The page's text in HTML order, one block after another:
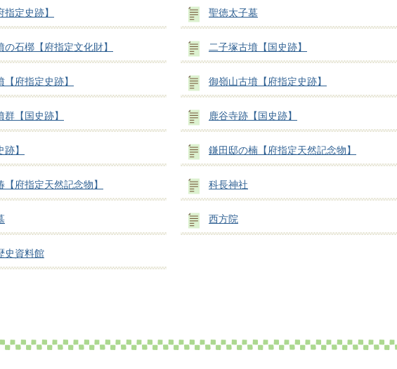
定史跡】 聖徳太子墓
の石槨【府指定文化財】 二子塚古墳【国史跡】
府指定史跡】 御嶺山古墳【府指定史跡】
【国史跡】 鹿谷寺跡【国史跡】
】 鎌田邸の楠【府指定天然記念物】
【府指定天然記念物】 科長神社
西方院
史資料館